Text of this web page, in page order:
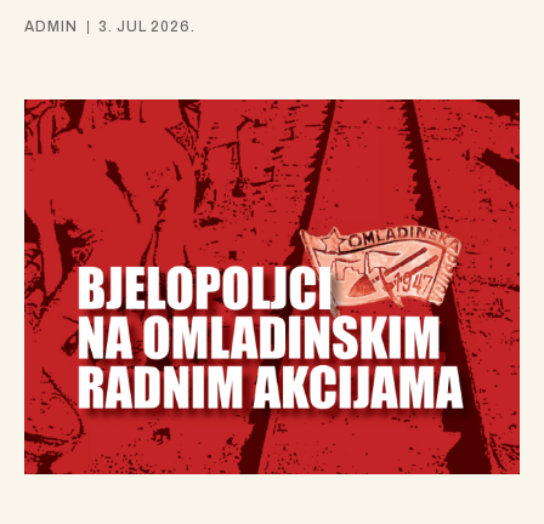
ADMIN 3. JUL 2026.